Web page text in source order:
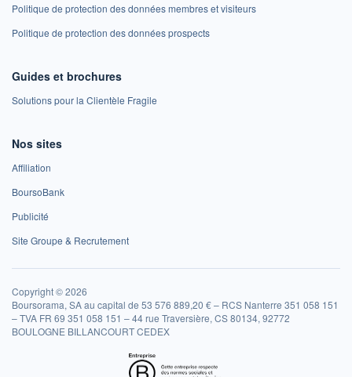
Politique de protection des données membres et visiteurs
Politique de protection des données prospects
Guides et brochures
Solutions pour la Clientèle Fragile
Nos sites
Affiliation
BoursoBank
Publicité
Site Groupe & Recrutement
Copyright © 2026
Boursorama, SA au capital de 53 576 889,20 € – RCS Nanterre 351 058 151
– TVA FR 69 351 058 151 – 44 rue Traversière, CS 80134, 92772
BOULOGNE BILLANCOURT CEDEX